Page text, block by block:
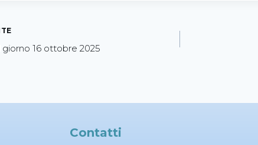
16 ottobre 2025
Contatti